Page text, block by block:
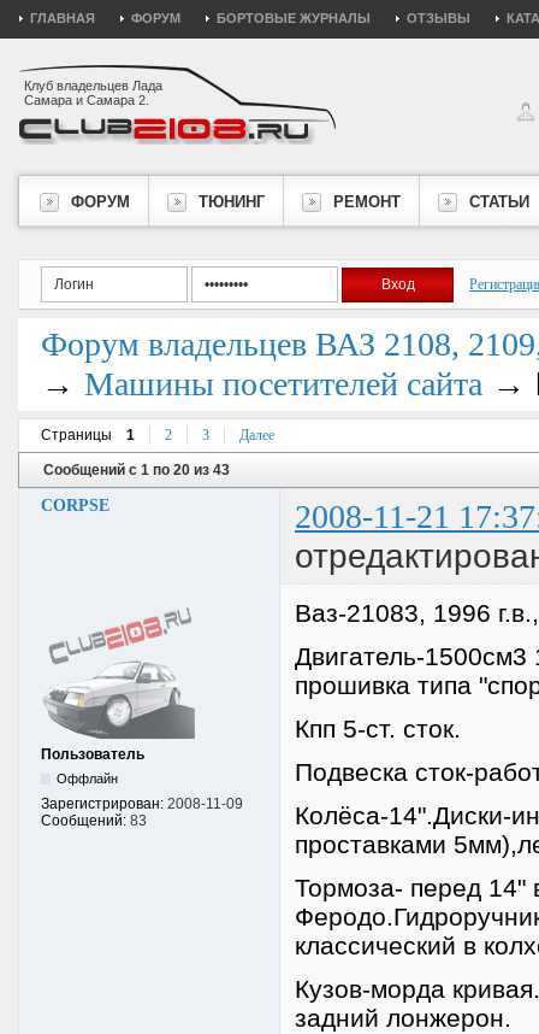
ГЛАВНАЯ ФОРУМ БОРТОВЫЕ ЖУРНАЛЫ ОТЗЫВЫ
Клуб владельцев Лада
Самара и Самара 2.
ФОРУМ ТЮНИНГ РЕМОНТ СТАТЬИ
Форум владельцев ВАЗ 2108,
→ Машины посетителей сайта →
Страницы 1 2 3 Далее
Сообщений с 1 по 20 из 43
CORPSE 2008-11-21
Пользователь
Оффлайн
Зарегистрирован: 2008-11-09
Сообщений: 83
Ваз-21083, 1996
Двигатель-1500см3
прошивка типа
Кпп 5-ст. сток.
Подвеска сток-
Колёса-14".Диски-
проставками
Тормоза- перед 14"
классический в
Кузов-морда
задний лонжерон.